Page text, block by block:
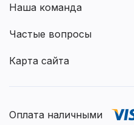
Наша команда
Частые вопросы
Карта сайта
Оплата наличными